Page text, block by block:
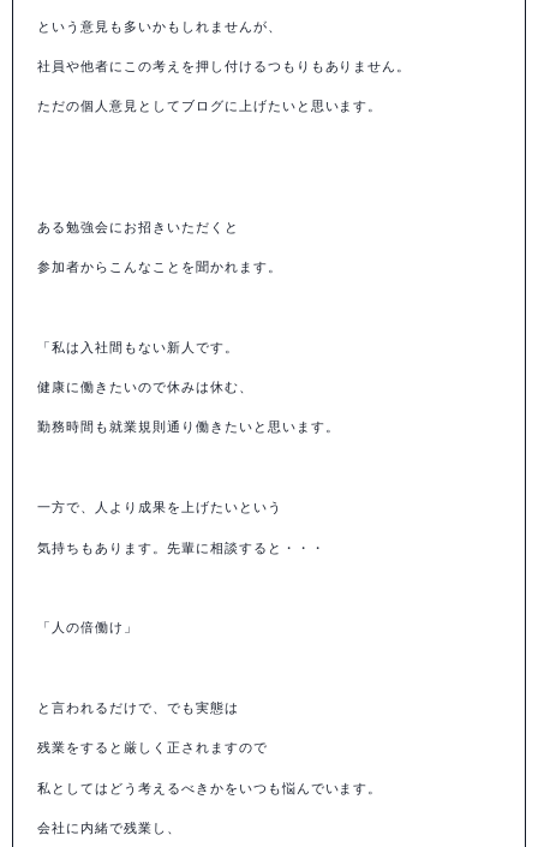
という意見も多いかもしれませんが、
社員や他者にこの考えを押し付けるつもりもありません。
ただの個人意見としてブログに上げたいと思います。
ある勉強会にお招きいただくと
参加者からこんなことを聞かれます。
「私は入社間もない新人です。
健康に働きたいので休みは休む、
勤務時間も就業規則通り働きたいと思います。
一方で、人より成果を上げたいという
気持ちもあります。先輩に相談すると・・・
「人の倍働け」
と言われるだけで、でも実態は
残業をすると厳しく正されますので
私としてはどう考えるべきかをいつも悩んでいます。
会社に内緒で残業し、